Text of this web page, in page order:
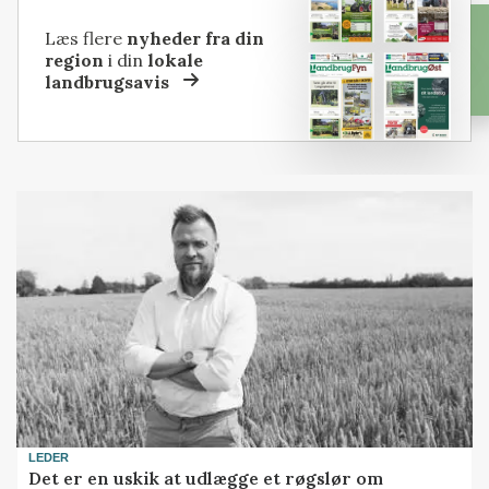
Læs flere nyheder fra din
region i dinlokale
landbrugsavis
LEDER
Det er en uskik at udlægge et røgslør om